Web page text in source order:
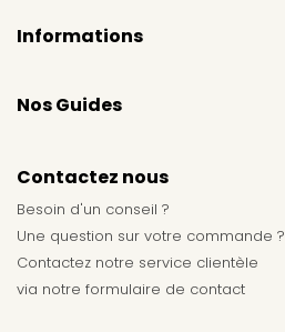
Informations
Nos Guides
Contactez nous
Besoin d'un conseil ?
Une question sur votre commande ?
Contactez notre service clientèle
via notre formulaire de contact